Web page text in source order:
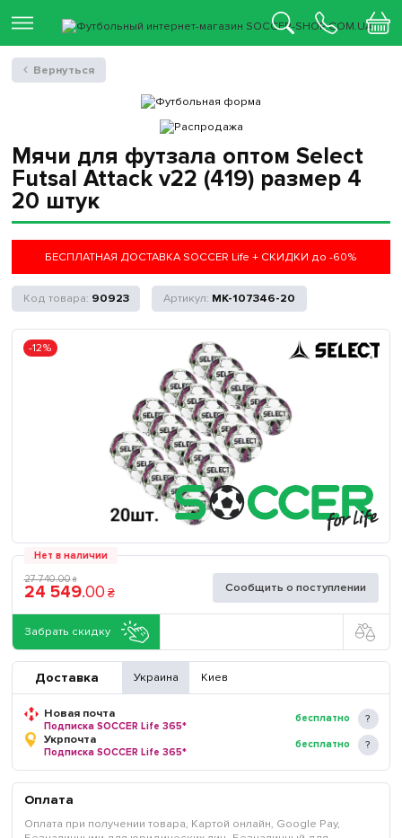
Мячи для футзала оптом Select
Futsal Attack v22 (419) размер 4
20 штук
БЕСПЛАТНАЯ ДОСТАВКА SOCCER Life + СКИДКИ до -60%
90923 MK-107346-20
-12%
Нет в наличии
27 740.00 ₴
24 549.00 ₴ Сообщить о поступлении
Забрать скидку
Доставка Украина Киев
Новая почта
Подписка SOCCER Life 365*
бесплатно
Укрпочта
Подписка SOCCER Life 365*
бесплатно
Оплата
Оплата при получении товара, Картой онлайн, Google Pay,
Вернуться